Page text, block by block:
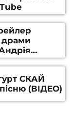
драми
СКАЙ
(ВІДЕО)